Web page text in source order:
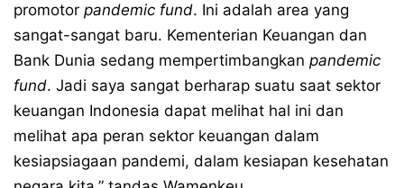
promotor pandemic fund. Ini adalah area yang
sangat-sangat baru. Kementerian Keuangan dan
Bank Dunia sedang mempertimbangkan pandemic
fund. Jadi saya sangat berharap suatu saat sektor
keuangan Indonesia dapat melihat hal ini dan
melihat apa peran sektor keuangan dalam
kesiapsiagaan pandemi, dalam kesiapan kesehatan